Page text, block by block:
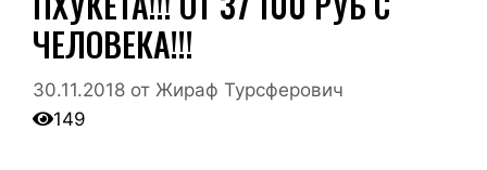
ЧЕЛОВЕКА!!!
30.11.2018 от Жираф Турсферович
149